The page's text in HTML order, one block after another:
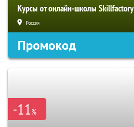
Курсы от онлайн-школы Skillfactory
Россия
Промокод
-11%